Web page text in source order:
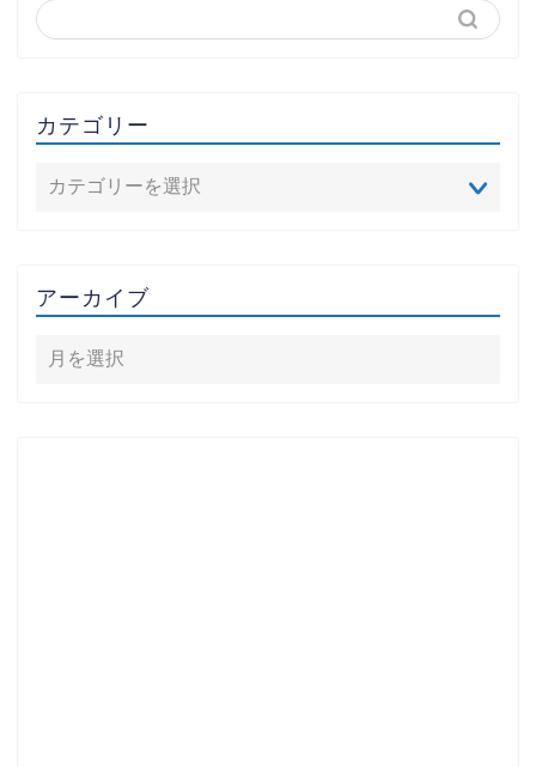
カテゴリー
アーカイブ